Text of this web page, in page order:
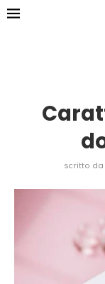
scritto da